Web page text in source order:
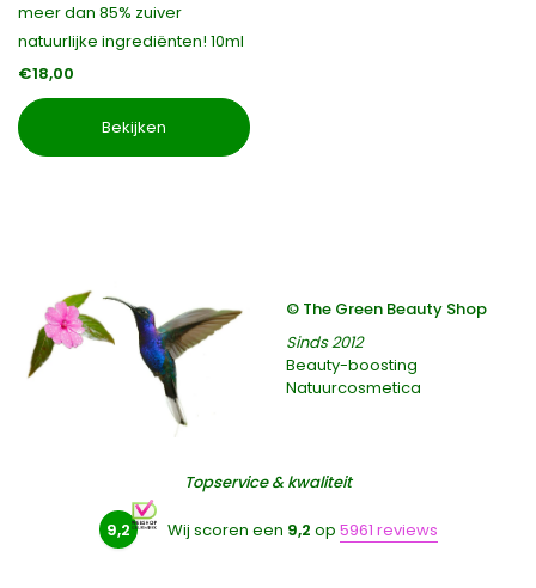
meer dan 85% zuiver
natuurlijke ingrediënten! 10ml
€18,00
Bekijken
© The Green Beauty Shop
Sinds 2012
Beauty-boosting
Natuurcosmetica
Topservice & kwaliteit
9,2 Wij scoren een 9,2 op 5961 reviews